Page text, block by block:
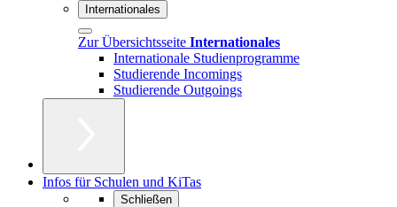
Internationales
Zur Übersichtsseite Internationales
Internationale Studienprogramme
Studierende Incomings
Studierende Outgoings
Infos für Schulen und KiTas
Schließen